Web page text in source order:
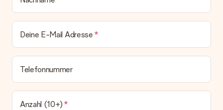
Deine E-Mail Adresse
Telefonnummer
Anzahl (10+)